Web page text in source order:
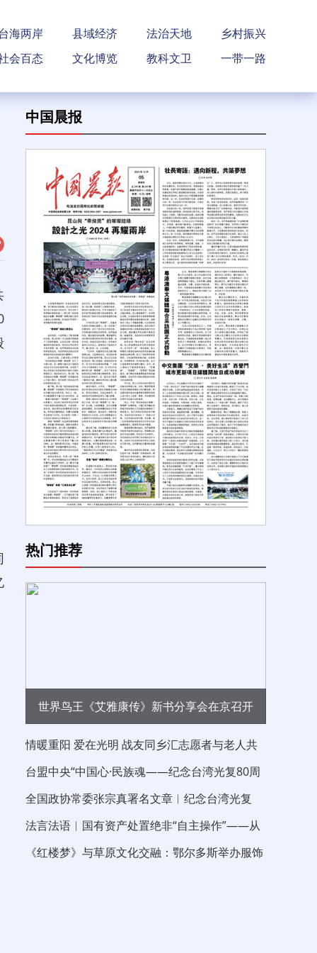
海两岸 县域经济 法治天地
乡村振兴
会百态 文化博览 教科文卫 一带一路
中国晨报
热门推荐
世界鸟王《艾雅康传》新书分享会在京召开
情暖重阳 爱在光明 战友同乡汇志愿者与老人共
度重阳节
台盟中央“中国心·民族魂——纪念台湾光复80周
年”大江论坛在京举行 中国晨报社长兼
全国政协常委张宗真署名文章︱纪念台湾光复
80 周年 以伟大的抗战精神“反独促统”
法言法语︱国有资产处置绝非“自主操作”——从
信达新疆分公司债权拍卖看处置边界
《红楼梦》与草原文化交融：鄂尔多斯举办服饰